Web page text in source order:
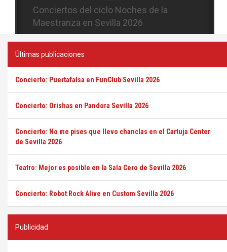
Conciertos del ciclo Candlelight en
Sevilla
Últimas publicaciones
Concierto: Puertafalsa en FunClub Sevilla 2026
Concierto: Orishas en Pandora Sevilla 2026
Concierto: No me pises que llevo chanclas en el Cartuja Center
de Sevilla 2026
Teatro: Mejor es posible en la Sala Cero de Sevilla 2026
Concierto: Robot Rock Alive en Custom Sevilla 2026
Publicidad